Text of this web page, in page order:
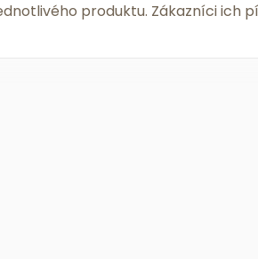
produktu. Zákazníci